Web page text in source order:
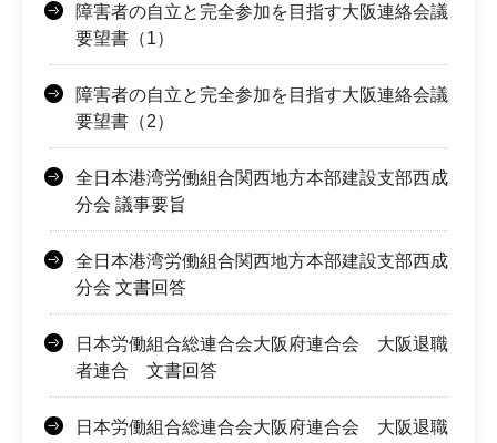
障害者の自立と完全参加を目指す大阪連絡会議
要望書（1）
障害者の自立と完全参加を目指す大阪連絡会議
要望書（2）
全日本港湾労働組合関西地方本部建設支部西成
分会 議事要旨
全日本港湾労働組合関西地方本部建設支部西成
分会 文書回答
日本労働組合総連合会大阪府連合会 大阪退職
者連合 文書回答
日本労働組合総連合会大阪府連合会 大阪退職